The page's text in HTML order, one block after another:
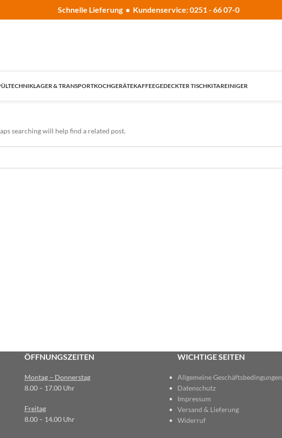
Schnelle Lieferung • Kundenservice: 0251 - 66 07-0
LAGER & TRANSPORTKOCHGERÄTEKAFFEEGEDECKTER TISCHKITAREINIGER
searching will help find a related post.
ÖFFNUNGSZEITEN
Montag – Donnerstag
8.00 – 17.00 Uhr
Freitag
8.00 – 14.00 Uhr
WICHTIGE SEITEN
Allgemeine Geschäftsbedingungen
Datenschutz
Impressum
Versand & Lieferung
Widerruf